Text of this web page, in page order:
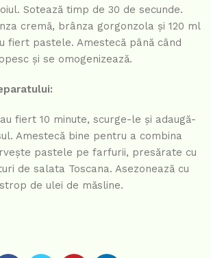
Sotează timp de 30 de secunde.
cremă, brânza gorgonzola și 120 ml
fiert pastele. Amestecă până când
și se omogenizează.
fiert 10 minute, scurge-le și adaugă-
Amestecă bine pentru a combina
pastele pe farfurii, presărate cu
de salata Toscana. Asezonează cu
de ulei de măsline.